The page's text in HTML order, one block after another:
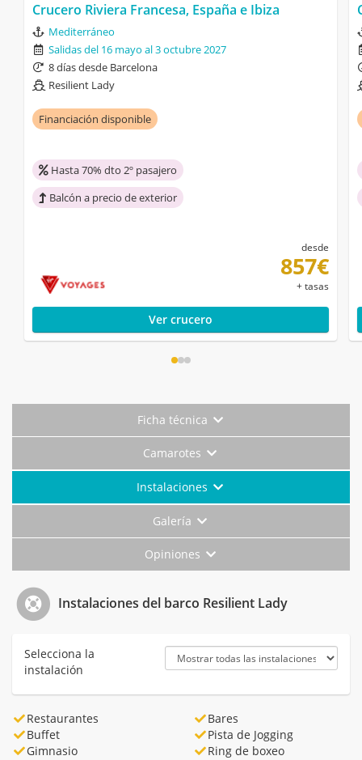
Crucero Riviera Francesa, España e Ibiza
Mediterráneo
Salidas del 16 mayo al 3 octubre 2027
8 días desde Barcelona
Resilient Lady
Financiación disponible
Hasta 70% dto 2º pasajero
Balcón a precio de exterior
desde
857€
+ tasas
Ver crucero
Ficha técnica
Camarotes
Instalaciones
Galería
Opiniones
Instalaciones del barco Resilient Lady
Selecciona la
instalación
Restaurantes
Bares
Buffet
Pista de Jogging
Gimnasio
Ring de boxeo